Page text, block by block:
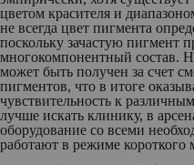
цветом красителя и
не всегда цвет пигмента
поскольку зачастую пигмент
многокомпонентный состав.
может быть получен за счет
пигментов, что в итоге
чувствительность к
лучше искать клинику, в
оборудование со всеми
работают в режиме